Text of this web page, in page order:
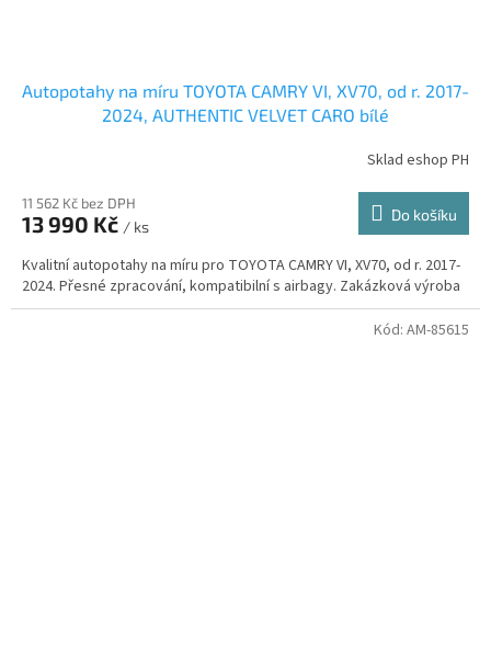
Autopotahy na míru TOYOTA CAMRY VI, XV70, od r. 2017-
2024, AUTHENTIC VELVET CARO bílé
Sklad eshop PH
11 562 Kč bez DPH
13 990 Kč / ks
Do košíku
Kvalitní autopotahy na míru pro TOYOTA CAMRY VI, XV70, od r. 2017-
2024. Přesné zpracování, kompatibilní s airbagy. Zakázková výroba
Kód: AM-85615